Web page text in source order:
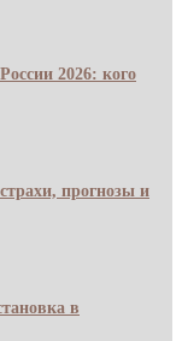
2026: кого
прогнозы и
в